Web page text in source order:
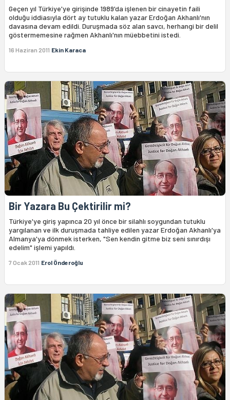
Geçen yıl Türkiye'ye girişinde 1989'da işlenen bir cinayetin faili
olduğu iddiasıyla dört ay tutuklu kalan yazar Erdoğan Akhanlı'nın
davasına devam edildi. Duruşmada söz alan savcı, herhangi bir delil
göstermemesine rağmen Akhanlı'nın müebbetini istedi.
16 Haziran 2011 Ekin Karaca
Bir Yazara Bu Çektirilir mi?
Türkiye'ye giriş yapınca 20 yıl önce bir silahlı soygundan tutuklu
yargılanan ve ilk duruşmada tahliye edilen yazar Erdoğan Akhanlı'ya
Almanya'ya dönmek isterken, "Sen kendin gitme biz seni sınırdışı
edelim" işlemi yapıldı.
7 Ocak 2011 Erol Önderoğlu